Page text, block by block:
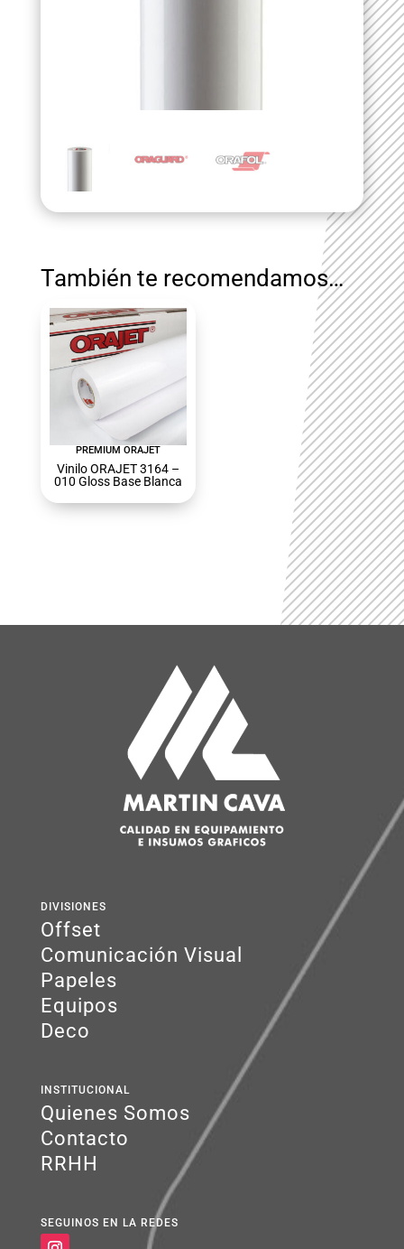
También te recomendamos…
PREMIUM ORAJET
Vinilo ORAJET 3164 –
010 Gloss Base Blanca
DIVISIONES
Offset
Comunicación Visual
Papeles
Equipos
Deco
INSTITUCIONAL
Quienes Somos
Contacto
RRHH
SEGUINOS EN LA REDES